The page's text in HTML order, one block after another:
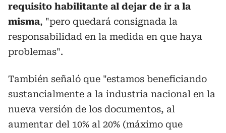
requisito habilitante al dejar de ir a la
misma, "pero quedará consignada la
responsabilidad en la medida en que haya
problemas".
También señaló que "estamos beneficiando
sustancialmente a la industria nacional en la
nueva versión de los documentos, al
aumentar del 10% al 20% (máximo que